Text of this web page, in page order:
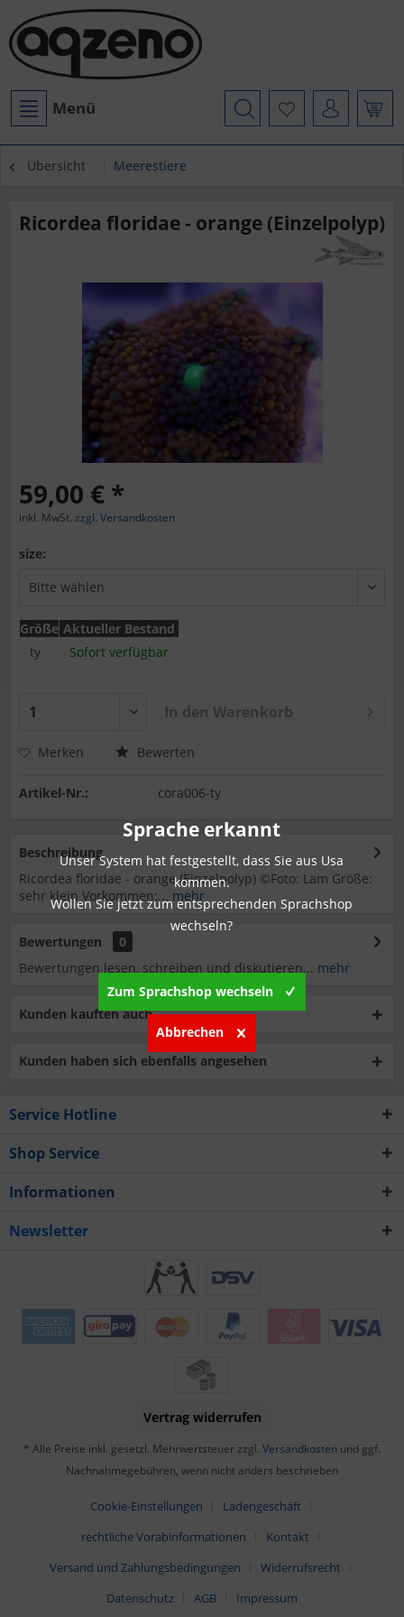
Menü
Übersicht Meerestiere
Ricordea floridae - orange (Einzelpolyp)
59,00 € *
inkl. MwSt. zzgl. Versandkosten
size:
Größe Aktueller Bestand
ty
Sofort verfügbar
In den Warenkorb
Merken Bewerten
Artikel-Nr.: cora006-ty
Beschreibung
Ricordea floridae - orange (Einzelpolyp) ©Foto: Lam Größe:
sehr klein Vorkommen:... mehr
Bewertungen
0
Bewertungen lesen, schreiben und diskutieren... mehr
Kunden kauften auch
Kunden haben sich ebenfalls angesehen
Service Hotline
Shop Service
Informationen
Newsletter
Vertrag widerrufen
* Alle Preise inkl. gesetzl. Mehrwertsteuer zzgl. Versandkosten und ggf.
Nachnahmegebühren, wenn nicht anders beschrieben
Cookie-Einstellungen
Ladengeschäft
rechtliche Vorabinformationen
Kontakt
Versand und Zahlungsbedingungen
Widerrufsrecht
Datenschutz
AGB
Impressum
Sprache erkannt
Unser System hat festgestellt, dass Sie aus Usa
kommen.
Wollen Sie jetzt zum entsprechenden Sprachshop
wechseln?
Zum Sprachshop wechseln
Abbrechen